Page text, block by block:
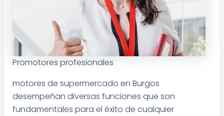
Promotores profesionales
motores de supermercado en Burgos
desempeñan diversas funciones que son
fundamentales para el éxito de cualquier